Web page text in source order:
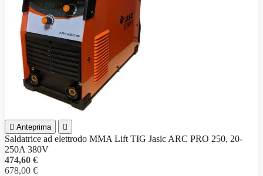
 Anteprima 
Saldatrice ad elettrodo MMA Lift TIG Jasic ARC PRO 250, 20-
250A 380V
474,60 €
678,00 €